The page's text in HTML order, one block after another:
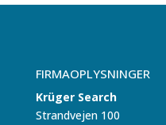
FIRMAOPLYSNINGER
Krüger Search
Strandvejen 100